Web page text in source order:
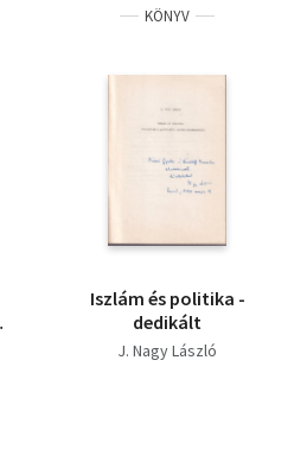
KÖNYV
Iszlám és politika -
dedikált
J. Nagy László